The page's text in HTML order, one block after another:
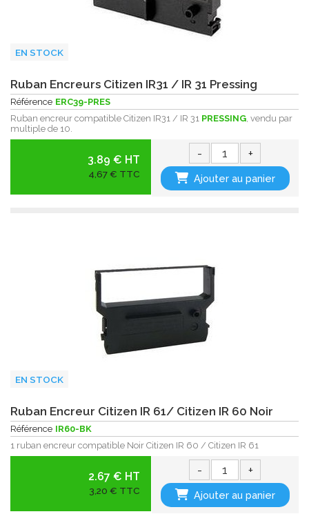
EN STOCK
Ruban Encreurs Citizen IR31 / IR 31 Pressing
Référence ERC39-PRES
Ruban encreur compatible Citizen IR31 / IR 31 PRESSING , vendu par
multiple de 10.
3.89 € HT
4,67 € TTC
- +
Ajouter au panier
EN STOCK
Ruban Encreur Citizen IR 61/ Citizen IR 60 Noir
Référence IR60-BK
1 ruban encreur compatible Noir Citizen IR 60 / Citizen IR 61
2.67 € HT
3,20 € TTC
- +
Ajouter au panier